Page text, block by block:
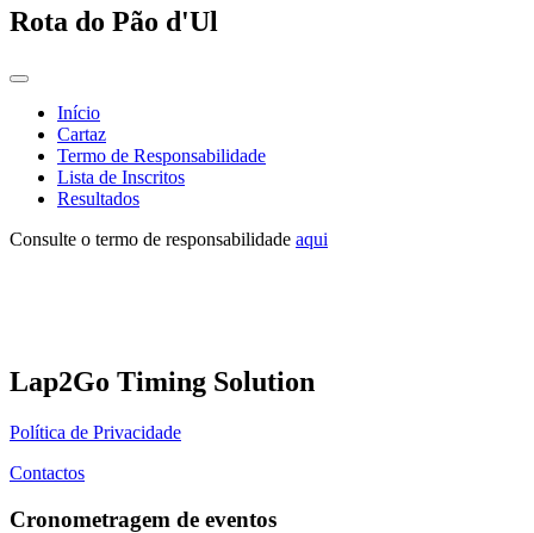
Rota do Pão d'Ul
Início
Cartaz
Termo de Responsabilidade
Lista de Inscritos
Resultados
Consulte o termo de responsabilidade aqui
Lap2Go Timing Solution
Política de Privacidade
Contactos
Cronometragem de eventos